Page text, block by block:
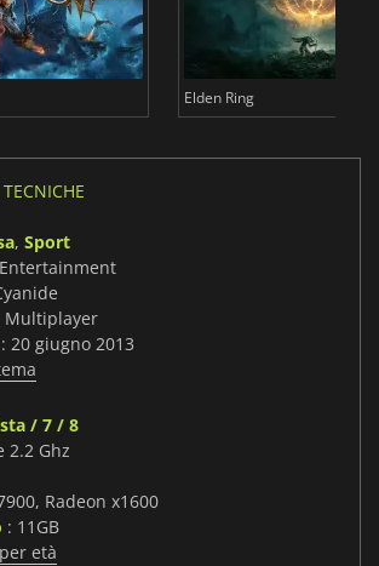
Elden Ring
, Sport
Multiplayer
20 giugno 2013
/ 7 / 8
2.2 Ghz
Radeon x1600
: 11GB
età